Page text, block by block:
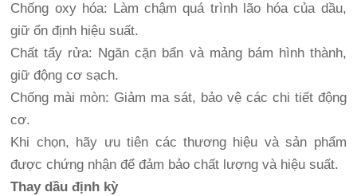
Chống oxy hóa: Làm chậm quá trình lão hóa của dầu,
giữ ổn định hiệu suất.
Chất tẩy rửa: Ngăn cặn bẩn và mảng bám hình thành,
giữ động cơ sạch.
Chống mài mòn: Giảm ma sát, bảo vệ các chi tiết động
cơ.
Khi chọn, hãy ưu tiên các thương hiệu và sản phẩm
được chứng nhận để đảm bảo chất lượng và hiệu suất.
Thay dầu định kỳ